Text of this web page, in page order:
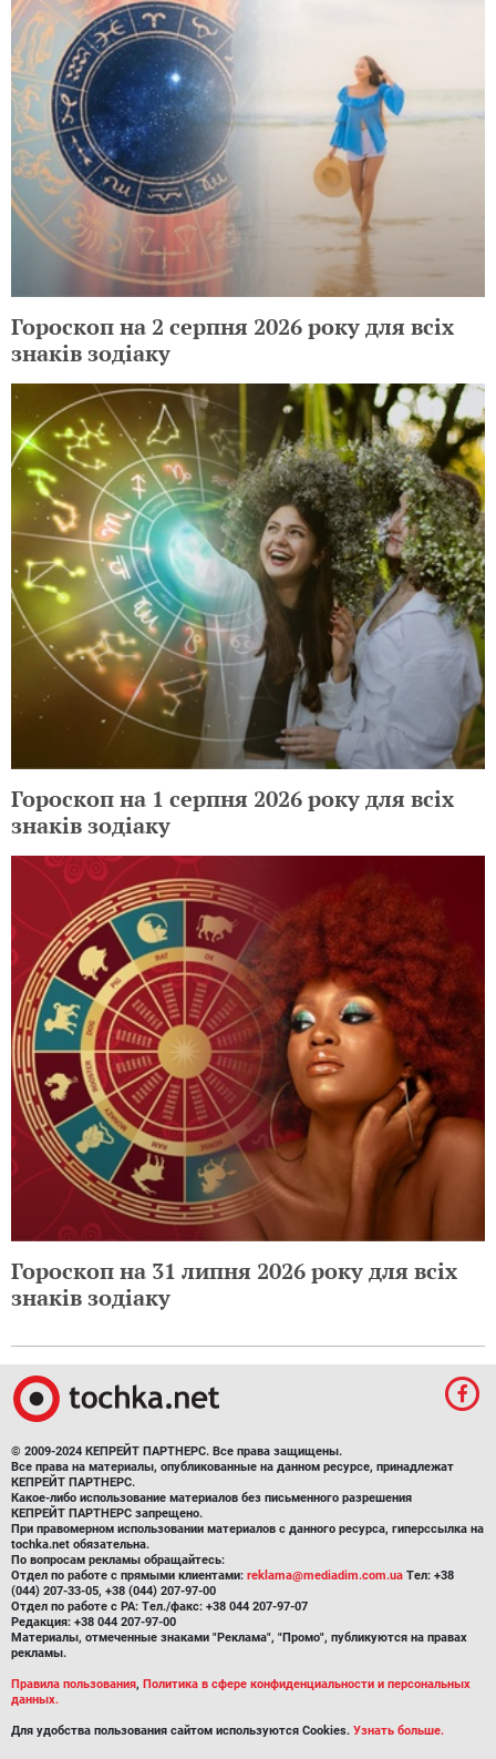
Гороскоп на 2 серпня 2026 року для всіх
знаків зодіаку
Гороскоп на 1 серпня 2026 року для всіх
знаків зодіаку
Гороскоп на 31 липня 2026 року для всіх
знаків зодіаку
© 2009-2024 КЕПРЕЙТ ПАРТНЕРС. Все права защищены.
Все права на материалы, опубликованные на данном ресурсе, принадлежат
КЕПРЕЙТ ПАРТНЕРС.
Какое-либо использование материалов без письменного разрешения
КЕПРЕЙТ ПАРТНЕРС запрещено.
При правомерном использовании материалов с данного ресурса, гиперссылка на
tochka.net обязательна.
По вопросам рекламы обращайтесь:
Отдел по работе с прямыми клиентами: reklama@mediadim.com.ua Тел: +38
(044) 207-33-05, +38 (044) 207-97-00
Отдел по работе с РА: Тел./факс: +38 044 207-97-07
Редакция: +38 044 207-97-00
Материалы, отмеченные знаками "Реклама", "Промо", публикуются на правах
рекламы.
Правила пользования, Политика в сфере конфиденциальности и персональных
данных.
Для удобства пользования сайтом используются Cookies. Узнать больше.